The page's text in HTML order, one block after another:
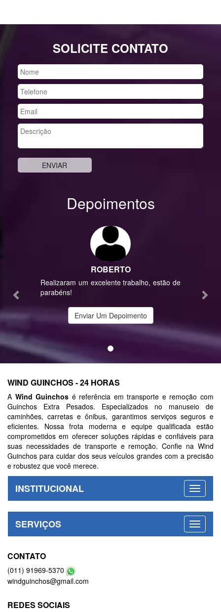
SOLICITE CONTATO
Depoimentos
ROBERTO
Realizaram um excelente trabalho, estão de
Enviar Um Depoimento
WIND GUINCHOS - 24 HORAS
AWind Guinchos é referência em transporte e remoção com
Guinchos Extra Pesados. Especializados no manuseio de
caminhões, carretas e ônibus, garantimos serviços seguros e
eficientes. Nossa frota moderna e equipe qualificada estão
comprometidos em oferecer soluções rápidas e confiáveis para
suas necessidades de transporte e remoção. Confie na Wind
Guinchos para cuidar dos seus veículos grandes com a precisão
INSTITUCIONAL
SERVIÇOS